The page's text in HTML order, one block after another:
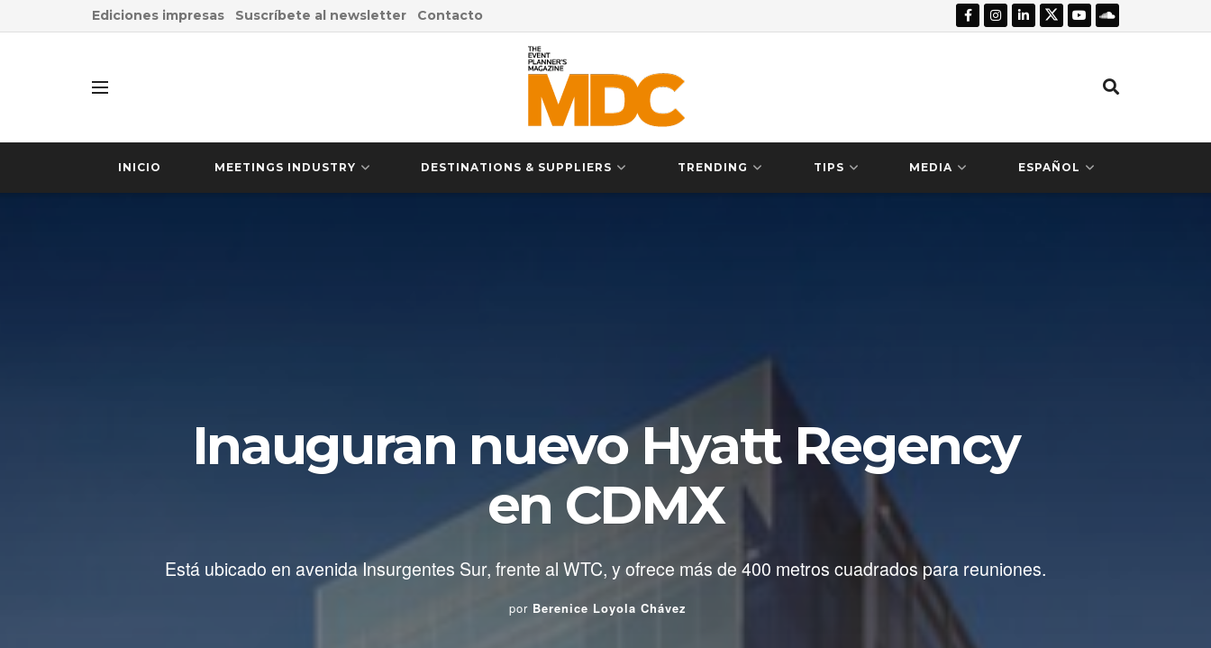
Ediciones impresas Suscríbete al newsletter Contacto
INICIO MEETINGS INDUSTRY DESTINATIONS & SUPPLIERS TRENDING TIPS MEDIA ESPAÑOL
Inauguran nuevo Hyatt Regency
en CDMX
Está ubicado en avenida Insurgentes Sur, frente al WTC, y ofrece más de 400 metros cuadrados para reuniones.
por Berenice Loyola Chávez